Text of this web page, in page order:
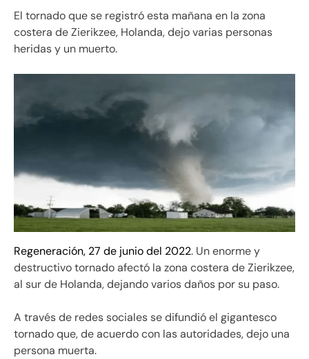
El tornado que se registró esta mañana en la zona
costera de Zierikzee, Holanda, dejo varias personas
heridas y un muerto.
Regeneración, 27 de junio del 2022. Un enorme y
destructivo tornado afectó la zona costera de Zierikzee,
al sur de Holanda, dejando varios daños por su paso.
A través de redes sociales se difundió el gigantesco
tornado que, de acuerdo con las autoridades, dejo una
persona muerta.